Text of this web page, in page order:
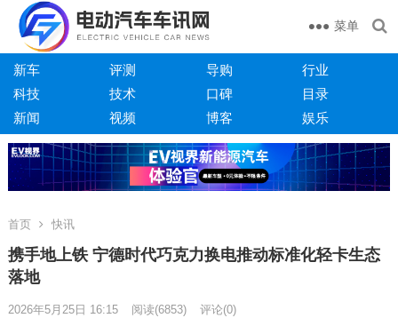
菜单
新车 评测 导购
行业
科技
技术 口碑
目录
新闻
视频 博客 娱乐
首页 快讯
携手地上铁 宁德时代巧克力换电推动标准化轻卡生态
落地
2026年5月25日 16:15 阅读(6853) 评论(0)